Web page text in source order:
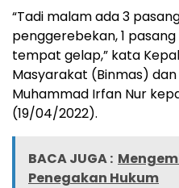
“Tadi malam ada 3
penggerebekan, 1
tempat gelap,” kata
Masyarakat (Binmas) dan
Muhammad Irfan Nur
(19/04/2022).
BACA JUGA :
Penegakan Hukum